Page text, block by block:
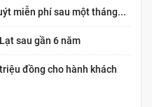
miễn phí sau một tháng...
sau gần 6 năm
đồng cho hành khách